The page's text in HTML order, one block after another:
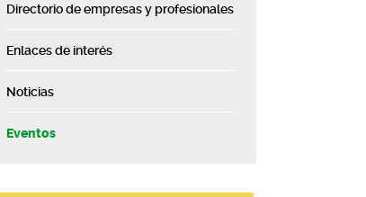
Directorio de empresas y profesionales
Enlaces de interés
Noticias
Eventos